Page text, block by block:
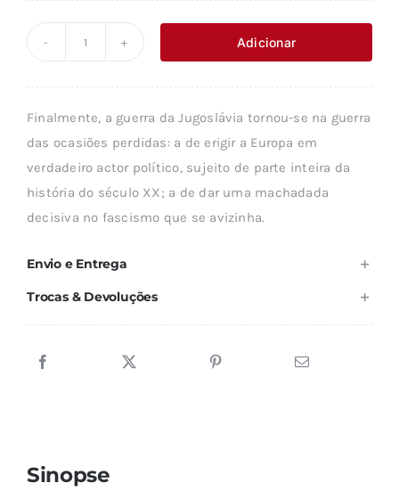
era:
é:
FASCISMO
Adicionar
Finalmente, a guerra da Jugoslávia tornou-se na guerra
das ocasiões perdidas: a de erigir a Europa em
verdadeiro actor político, sujeito de parte inteira da
história do século XX; a de dar uma machadada
decisiva no fascismo que se avizinha.
Envio e Entrega
Trocas & Devoluções
Sinopse